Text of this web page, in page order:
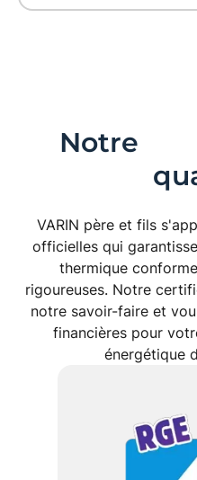
Notre
VARIN père et fils
officielles qui
thermique
rigoureuses. Notre
notre savoir-faire et
financières pour
énergétique